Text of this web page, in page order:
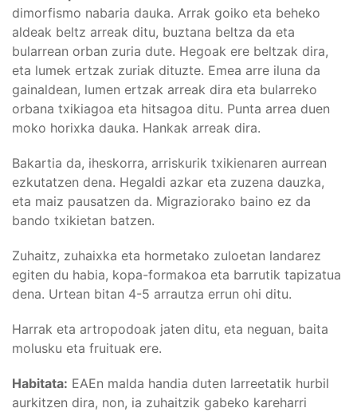
dimorfismo nabaria dauka. Arrak goiko eta beheko
aldeak beltz arreak ditu, buztana beltza da eta
bularrean orban zuria dute. Hegoak ere beltzak dira,
eta lumek ertzak zuriak dituzte. Emea arre iluna da
gainaldean, lumen ertzak arreak dira eta bularreko
orbana txikiagoa eta hitsagoa ditu. Punta arrea duen
moko horixka dauka. Hankak arreak dira.
Bakartia da, iheskorra, arriskurik txikienaren aurrean
ezkutatzen dena. Hegaldi azkar eta zuzena dauzka,
eta maiz pausatzen da. Migraziorako baino ez da
bando txikietan batzen.
Zuhaitz, zuhaixka eta hormetako zuloetan landarez
egiten du habia, kopa-formakoa eta barrutik tapizatua
dena. Urtean bitan 4-5 arrautza errun ohi ditu.
Harrak eta artropodoak jaten ditu, eta neguan, baita
molusku eta fruituak ere.
Habitata: EAEn malda handia duten larreetatik hurbil
aurkitzen dira, non, ia zuhaitzik gabeko kareharri